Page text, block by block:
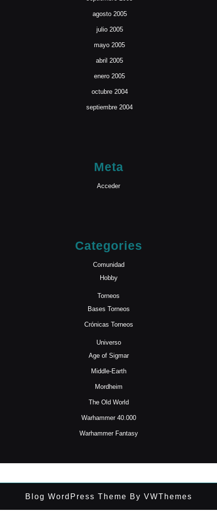
agosto 2005
julio 2005
mayo 2005
abril 2005
enero 2005
octubre 2004
septiembre 2004
Meta
Acceder
Categories
Comunidad
Hobby
Torneos
Bases Torneos
Crónicas Torneos
Universo
Age of Sigmar
Middle-Earth
Mordheim
The Old World
Warhammer 40.000
Warhammer Fantasy
Blog WordPress Theme By VWThemes